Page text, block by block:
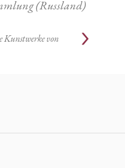
(Russland)
Kunstwerke von